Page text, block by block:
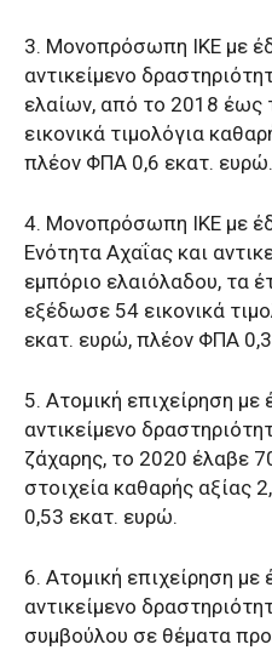
3. Μονοπρόσωπη ΙΚΕ με
αντικείμενο
ελαίων, από το 2018
εικονικά τιμολόγια
πλέον ΦΠΑ 0,6 εκατ. ευρώ.
4. Μονοπρόσωπη ΙΚΕ με
Ενότητα Αχαΐας και
εμπόριο ελαιόλαδου, τα
εξέδωσε 54 εικονικά
εκατ. ευρώ, πλέον ΦΠΑ
5. Ατομική επιχείρηση με
αντικείμενο
ζάχαρης, το 2020 έλαβε
στοιχεία καθαρής αξίας
0,53 εκατ. ευρώ.
6. Ατομική επιχείρηση με
αντικείμενο
συμβούλου σε θέματα